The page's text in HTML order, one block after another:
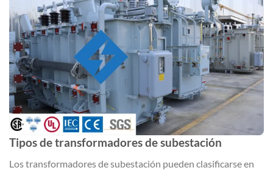
Tipos de transformadores de subestación
Los transformadores de subestación pueden clasificarse en